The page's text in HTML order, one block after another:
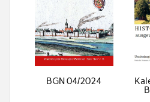
BGN 04/2024